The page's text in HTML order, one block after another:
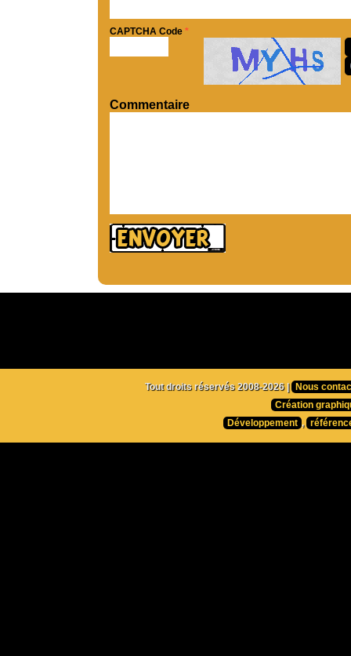
CAPTCHA Code *
Commentaire
Tout droits réservés 2008-2026 |
Nous
Création
Développement ,